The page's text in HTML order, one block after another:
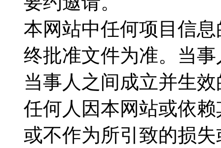
本网站中任何项目信
终批准文件为准。当
当事人之间成立并生
任何人因本网站或依
或不作为所引致的损